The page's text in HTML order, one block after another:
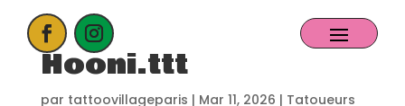
Hooni.ttt
par tattoovillageparis | Mar 11, 2026 | Tatoueurs